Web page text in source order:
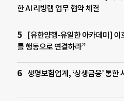
한 AI 리빙랩 업무 협약 체결
[유한양행-유일한 아카데미] 이
를 행동으로 연결하라”
생명보험업계, ‘상생금융’ 통한